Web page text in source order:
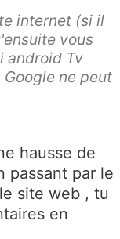
internet (si il
vous
android Tv
ne peut
hausse de
passant par le
site web , tu
en